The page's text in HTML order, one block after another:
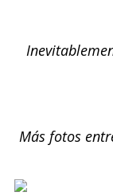
Más fotos